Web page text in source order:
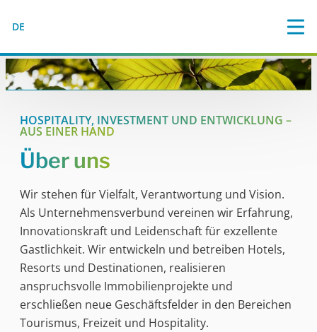
DE
HOSPITALITY, INVESTMENT UND ENTWICKLUNG –
AUS EINER HAND
Über uns
Wir stehen für Vielfalt, Verantwortung und Vision.
Als Unternehmensverbund vereinen wir Erfahrung,
Innovationskraft und Leidenschaft für exzellente
Gastlichkeit. Wir entwickeln und betreiben Hotels,
Resorts und Destinationen, realisieren
anspruchsvolle Immobilienprojekte und
erschließen neue Geschäftsfelder in den Bereichen
Tourismus, Freizeit und Hospitality.